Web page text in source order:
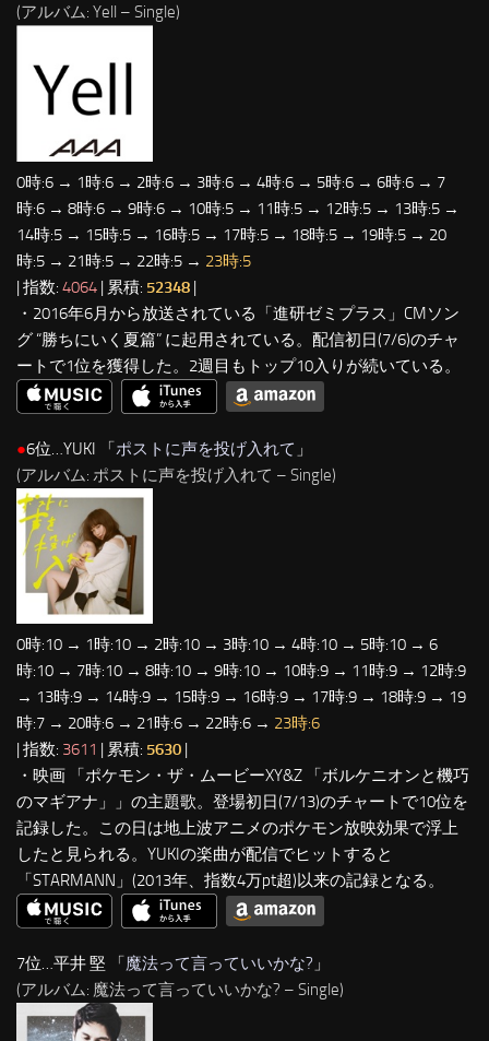
(アルバム: Yell – Single)
0時:6 → 1時:6 → 2時:6 → 3時:6 → 4時:6 → 5時:6 → 6時:6 → 7
時:6 → 8時:6 → 9時:6 → 10時:5 → 11時:5 → 12時:5 → 13時:5 →
14時:5 → 15時:5 → 16時:5 → 17時:5 → 18時:5 → 19時:5 → 20
時:5 → 21時:5 → 22時:5 → 23時:5
| 指数: 4064 | 累積: 52348 |
・2016年6月から放送されている「進研ゼミプラス」CMソン
グ “勝ちにいく夏篇” に起用されている。配信初日(7/6)のチャ
ートで1位を獲得した。2週目もトップ10入りが続いている。
●6位…YUKI 「ポストに声を投げ入れて 」
(アルバム: ポストに声を投げ入れて – Single)
0時:10 → 1時:10 → 2時:10 → 3時:10 → 4時:10 → 5時:10 → 6
時:10 → 7時:10 → 8時:10 → 9時:10 → 10時:9 → 11時:9 → 12時:9
→ 13時:9 → 14時:9 → 15時:9 → 16時:9 → 17時:9 → 18時:9 → 19
時:7 → 20時:6 → 21時:6 → 22時:6 → 23時:6
| 指数: 3611 | 累積: 5630 |
・映画 「ポケモン・ザ・ムービーXY&Z 「ボルケニオンと機巧
のマギアナ」」の主題歌。登場初日(7/13)のチャートで10位を
記録した。この日は地上波アニメのポケモン放映効果で浮上
したと見られる。YUKIの楽曲が配信でヒットすると
「STARMANN」(2013年、指数4万pt超)以来の記録となる。
7位…平井 堅 「 魔法って言っていいかな? 」
(アルバム: 魔法って言っていいかな? – Single)